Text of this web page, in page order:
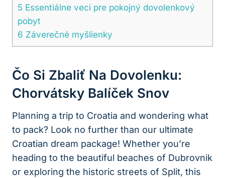
5 Essentiálne veci pre pokojný dovolenkový
pobyt
6 Záverečné myšlienky
Čo Si Zbaliť Na Dovolenku:
Chorvátsky Balíček Snov
Planning a trip to Croatia and wondering what
to pack? Look no further than our ultimate
Croatian dream package! Whether you’re
heading to the beautiful beaches of Dubrovnik
or exploring the historic streets of Split, this